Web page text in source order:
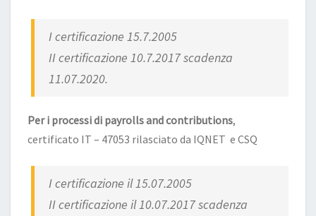
I certificazione 15.7.2005
II certificazione 10.7.2017 scadenza
11.07.2020.
Per i processi di payrolls and contributions,
certificato IT – 47053 rilasciato da IQNET e CSQ
I certificazione il 15.07.2005
II certificazione il 10.07.2017 scadenza